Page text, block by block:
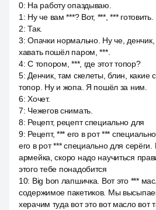
0: На работу опаздываю.
1 : Ну че вам ***? Вот, ***, *** готовить.
2:Так.
3:Опачки нормально. Ну че, денчик,
хавать пошёл паром, ***.
4:С топором, ***, где этот топор?
5: Денчик, там скелеты, блин, какие
топор. Ну и жопа. Я пошёл за ним.
6:Хочет.
7: Чежегов снимать.
8: Рецепт, рецепт специально для
9: Рецепт, *** его в рот ***
его в рот *** специально для серёги.
армейка, скоро надо научиться
этого тебе понадобится
10: Big bon лапшичка. Вот это ***
содержимое пакетиков. Мы
херачим туда вот это вот масло вот